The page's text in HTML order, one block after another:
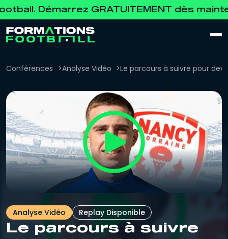
Démarrez GRATUITEMENT dès
Conférences Analyse Vidéo Le parcours à suivre pour
Analyse Vidéo Replay Disponible
Le parcours à suivre